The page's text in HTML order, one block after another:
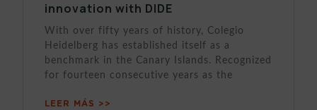
innovation with DIDE
With over fifty years of history, Colegio
Heidelberg has established itself as a
benchmark in the Canary Islands. Recognized
for fourteen consecutive years as the
LEER MÁS >>